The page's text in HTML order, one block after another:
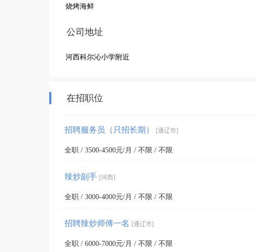
烧烤海鲜
公司地址
河西科尔沁小学附近
在招职位
招聘服务员（只招长期） [通辽市]
全职 / 3500-4500元/月 / 不限 / 不限
辣炒副手 [河西]
全职 / 3000-4000元/月 / 不限 / 不限
招聘辣炒师傅一名 [通辽市]
全职 / 6000-7000元/月 / 不限 / 不限